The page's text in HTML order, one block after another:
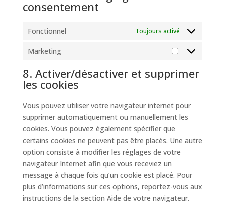
consentement
Fonctionnel Toujours activé
Marketing
Marketing
8. Activer/désactiver et supprimer
les cookies
Vous pouvez utiliser votre navigateur internet pour
supprimer automatiquement ou manuellement les
cookies. Vous pouvez également spécifier que
certains cookies ne peuvent pas être placés. Une autre
option consiste à modifier les réglages de votre
navigateur Internet afin que vous receviez un
message à chaque fois qu’un cookie est placé. Pour
plus d’informations sur ces options, reportez-vous aux
instructions de la section Aide de votre navigateur.